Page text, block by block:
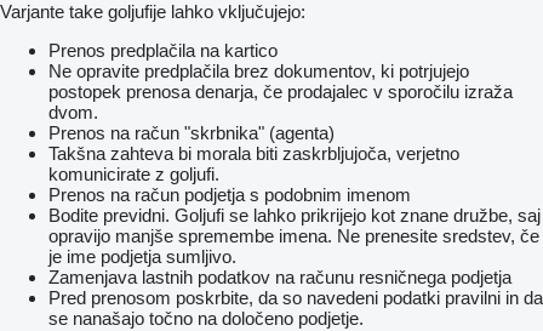
Varjante take goljufije lahko vključujejo:
Prenos predplačila na kartico
Ne opravite predplačila brez dokumentov, ki potrjujejo
postopek prenosa denarja, če prodajalec v sporočilu izraža
dvom.
Prenos na račun "skrbnika" (agenta)
Takšna zahteva bi morala biti zaskrbljujoča, verjetno
komunicirate z goljufi.
Prenos na račun podjetja s podobnim imenom
Bodite previdni. Goljufi se lahko prikrijejo kot znane družbe, saj
opravijo manjše spremembe imena. Ne prenesite sredstev, če
je ime podjetja sumljivo.
Zamenjava lastnih podatkov na računu resničnega podjetja
Pred prenosom poskrbite, da so navedeni podatki pravilni in da
se nanašajo točno na določeno podjetje.